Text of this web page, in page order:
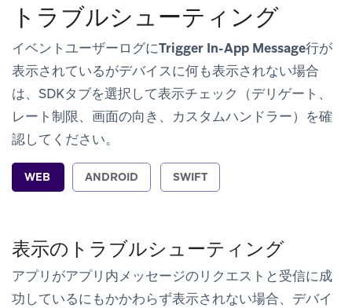
トラブルシューティング
イベントユーザーログにTrigger In-App Message行が
表示されているがデバイスに何も表示されない場合
は、SDKタブを選択して表示チェック（デリゲート、
レート制限、画面の向き、カスタムハンドラー）を確
認してください。
WEB ANDROID SWIFT
表示のトラブルシューティング
アプリがアプリ内メッセージのリクエストと受信に成
功しているにもかかわらず表示されない場合、デバイ